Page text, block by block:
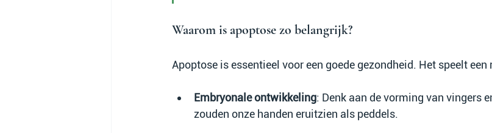
Waarom is apoptose zo belangrijk?
Apoptose is essentieel voor een goede gezondheid. Het speelt een
Embryonale ontwikkeling: Denk aan de vorming van vingers
zouden onze handen eruitzien als peddels.